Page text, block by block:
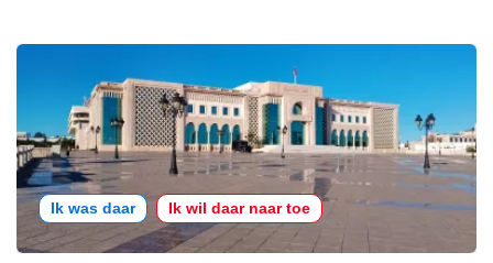
Ik was daar Ik wil daar naar toe